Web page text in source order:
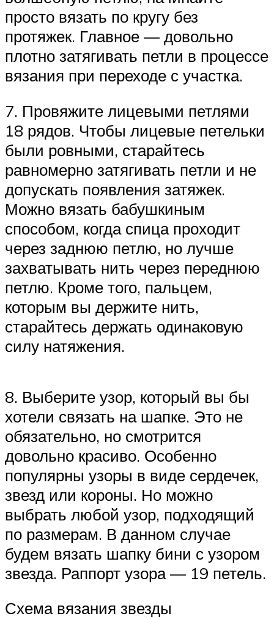
просто вязать по кругу без
протяжек. Главное — довольно
плотно затягивать петли в процессе
вязания при переходе с участка.
7. Провяжите лицевыми петлями
18 рядов. Чтобы лицевые петельки
были ровными, старайтесь
равномерно затягивать петли и не
допускать появления затяжек.
Можно вязать бабушкиным
способом, когда спица проходит
через заднюю петлю, но лучше
захватывать нить через переднюю
петлю. Кроме того, пальцем,
которым вы держите нить,
старайтесь держать одинаковую
силу натяжения.
8. Выберите узор, который вы бы
хотели связать на шапке. Это не
обязательно, но смотрится
довольно красиво. Особенно
популярны узоры в виде сердечек,
звезд или короны. Но можно
выбрать любой узор, подходящий
по размерам. В данном случае
будем вязать шапку бини с узором
звезда. Раппорт узора — 19 петель.
Схема вязания звезды